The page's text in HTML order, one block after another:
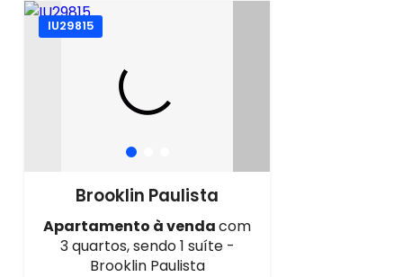
IU29815
Brooklin Paulista
Apartamento à vendacom
3 quartos, sendo 1 suíte -
Brooklin Paulista